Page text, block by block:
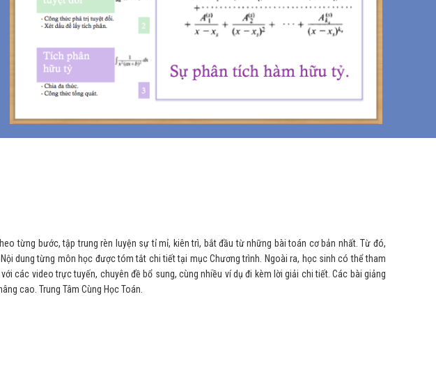
từng bước, tập trung rèn luyện sự tỉ mỉ, kiên trì, bắt đầu từ những bài toán cơ bản nhất. Từ đó,
dung từng môn học được tóm tắt chi tiết tại mục Chương trình. Ngoài ra, học sinh có thể tham
các video trực tuyến, chuyên đề bổ sung, cùng nhiều ví dụ đi kèm lời giải chi tiết. Các bài giảng
cao. Trung Tâm Cùng Học Toán.